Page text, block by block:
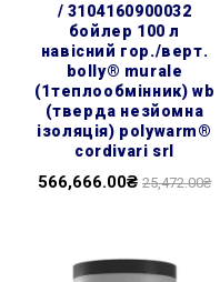
/ 3104160900032
бойлер 100 л
навісний гор./верт.
bolly® murale
(1теплообмінник) wb
(тверда незйомна
ізоляція) polywarm®
cordivari srl
566,666.00₴ 25,472.00₴